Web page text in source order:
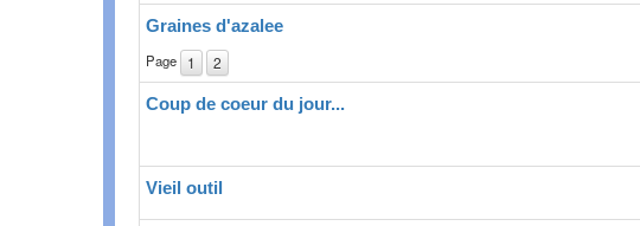
Graines d'azalee
Page 1 2
Coup de coeur du jour...
Vieil outil